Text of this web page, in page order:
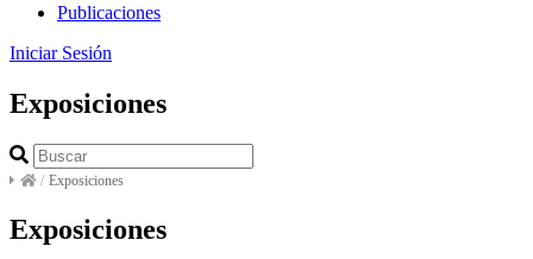
Publicaciones
Iniciar Sesión
Exposiciones
/ Exposiciones
Exposiciones